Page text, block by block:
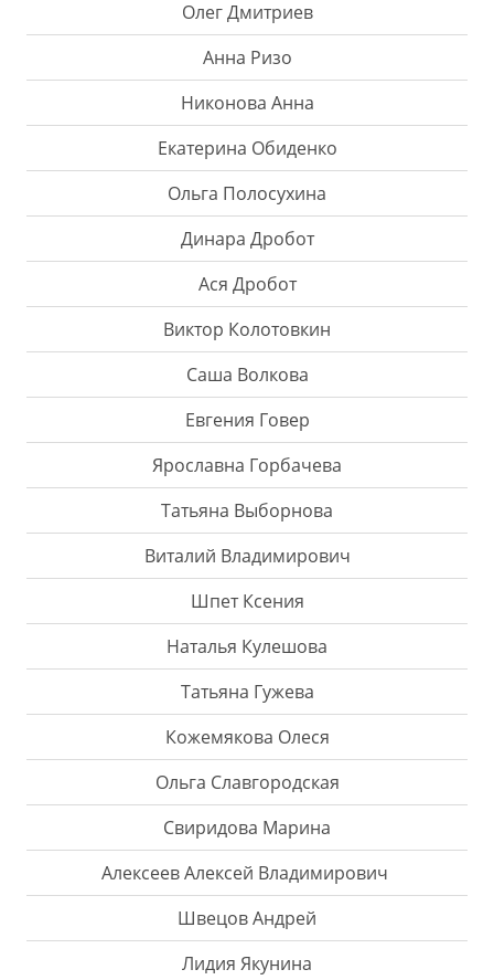
Олег Дмитриев
Анна Ризо
Никонова Анна
Екатерина Обиденко
Ольга Полосухина
Динара Дробот
Ася Дробот
Виктор Колотовкин
Саша Волкова
Евгения Говер
Ярославна Горбачева
Татьяна Выборнова
Виталий Владимирович
Шпет Ксения
Наталья Кулешова
Татьяна Гужева
Кожемякова Олеся
Ольга Славгородская
Свиридова Марина
Алексеев Алексей Владимирович
Швецов Андрей
Лидия Якунина